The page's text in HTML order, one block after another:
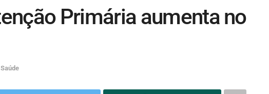
Primária aumenta no
Saúde